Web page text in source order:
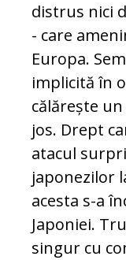
distrus nici
- care
Europa.
implicită în
călărește
jos. Drept
atacul
japonezilor
acesta s-a
Japoniei.
singur cu